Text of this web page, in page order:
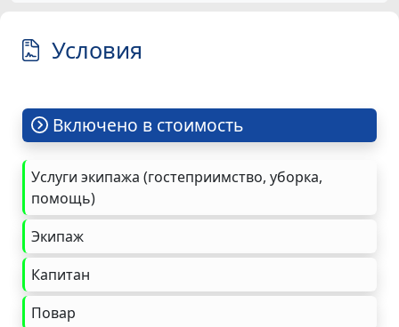
Условия
Включено в стоимость
Услуги экипажа (гостеприимство, уборка,
помощь)
Экипаж
Капитан
Повар